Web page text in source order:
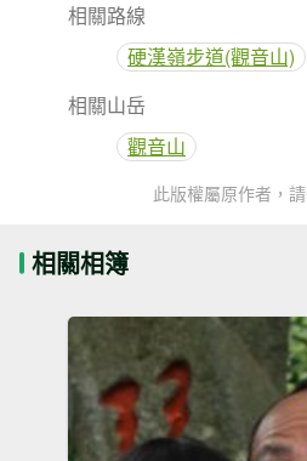
相關路線
硬漢嶺步道(觀音山)
相關山岳
觀音山
此版權屬原作者，
相關相簿